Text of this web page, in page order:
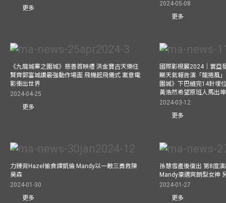
更多
2024-05-08
更多
《九龍城寨之圍城》慈善首映禮 洪金寶古天樂任
賢齊郭富城讚最強動作場面 飛機起飛儀式 寓意電
影衝出世界
2024-04-25
更多
國際影視展2024｜寰亞
睇天氣報告演「龍捲風
圍城》下巴縫完14針埋
黃浩然希望原班人馬出
2024-03-12
更多
力臻背Hazel偷食譚凱倫 Mandy以一敵三勇救陳
昊森
2024-01-30
更多
孫慧雪產後復出 第8度
Mandy豪邁爽朗型女神
2024-01-27
更多